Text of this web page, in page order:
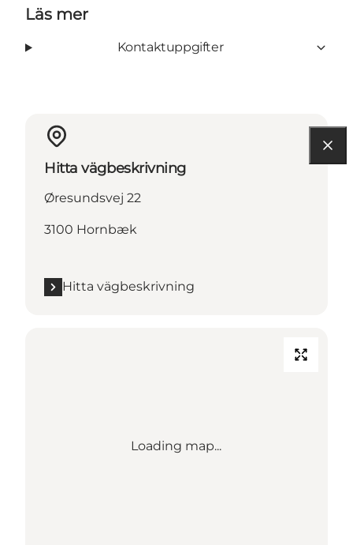
Läs mer
Kontaktuppgifter
Hitta vägbeskrivning
Øresundsvej 22
3100 Hornbæk
Hitta vägbeskrivning
Loading map...